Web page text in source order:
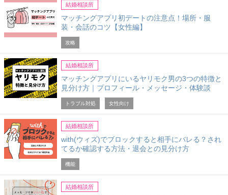
結婚相談所
マッチングアプリ初デートの注意点！場所・服
装・会話のコツ【女性編】
攻略
結婚相談所
マッチングアプリにいるヤリモク男の3つの特徴と
見分け方｜プロフィール・メッセージ・体験談
トラブル対処 女性向け
結婚相談所
with(ウィズ)でブロックすると相手にバレる？され
てるか確認する方法・退会との見分け方
機能
結婚相談所